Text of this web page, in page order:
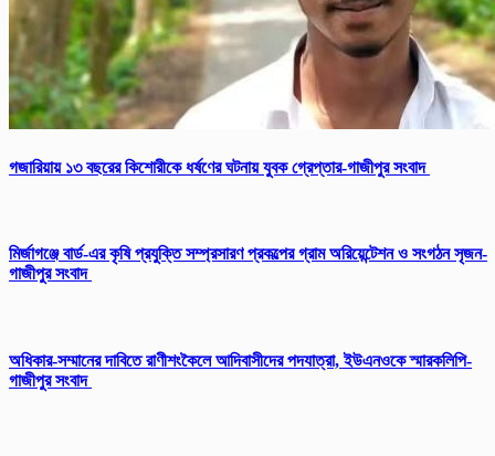
গজারিয়ায় ১৩ বছরের কিশোরীকে ধর্ষণের ঘটনায় যুবক গ্রেপ্তার-গাজীপুর সংবাদ
​মির্জাগঞ্জে বার্ড-এর কৃষি প্রযুক্তি সম্প্রসারণ প্রকল্পের গ্রাম অরিয়েন্টেশন ও সংগঠন সৃজন-
গাজীপুর সংবাদ
অধিকার-সম্মানের দাবিতে রাণীশংকৈলে আদিবাসীদের পদযাত্রা, ইউএনওকে স্মারকলিপি-
গাজীপুর সংবাদ